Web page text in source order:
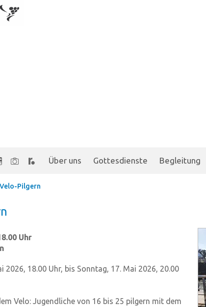
Über uns Gottesdienste Begleitung
Velo-Pilgern
Uhr
2026, 18.00 Uhr, bis Sonntag, 17. Mai 2026, 20.00
Velo: Jugendliche von 16 bis 25 pilgern mit dem